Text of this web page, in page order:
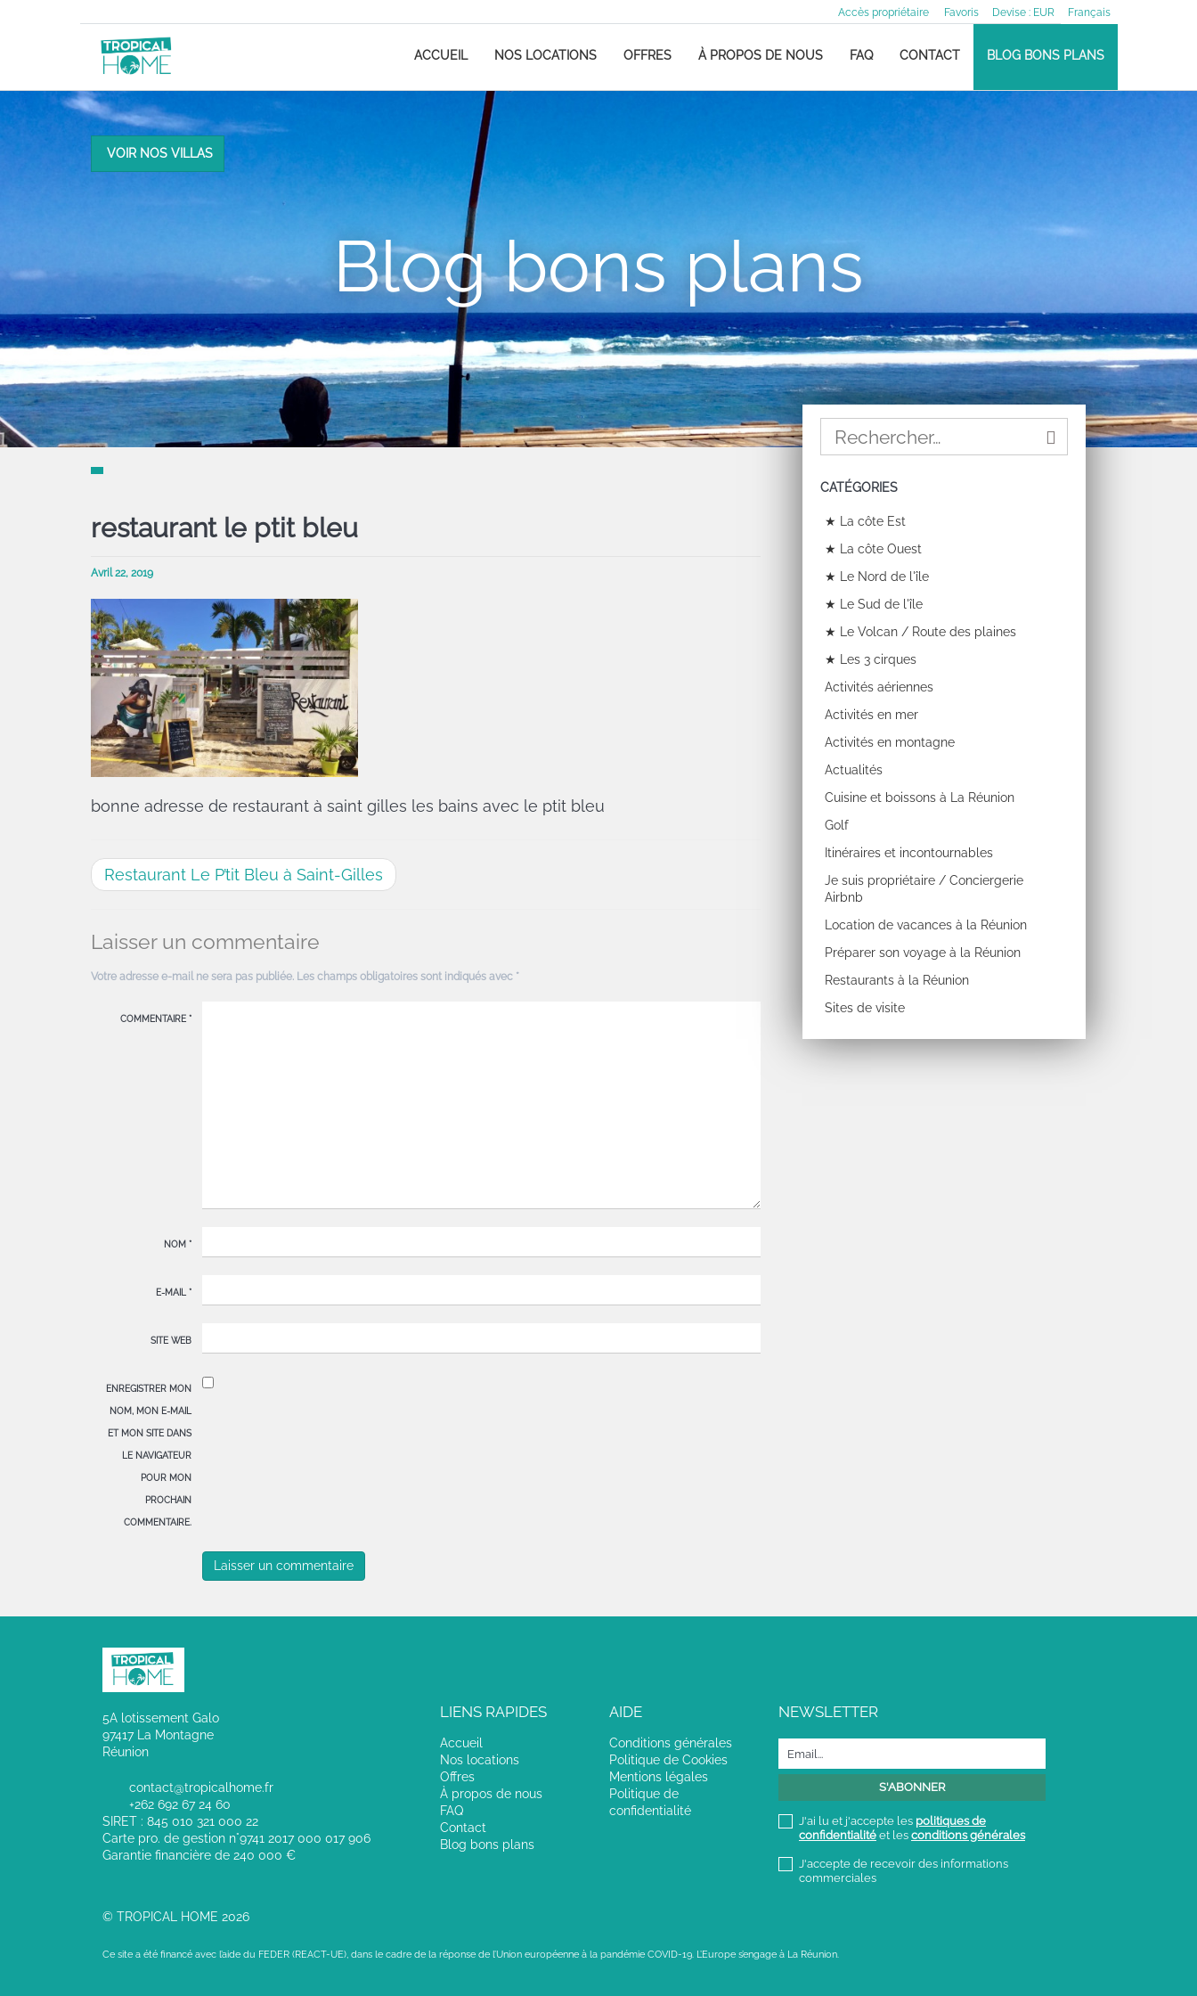
Français
Devise : EUR
Favoris
Accès propriétaire
ACCUEIL NOS LOCATIONS OFFRES À PROPOS DE NOUS FAQ CONTACT BLOG BONS PLANS
VOIR NOS VILLAS
Blog bons plans
restaurant le ptit bleu
Avril 22, 2019
bonne adresse de restaurant à saint gilles les bains avec le ptit bleu
Restaurant Le P’tit Bleu à Saint-Gilles
Laisser un commentaire
Votre adresse e-mail ne sera pas publiée. Les champs obligatoires sont indiqués avec *
COMMENTAIRE *
NOM *
E-MAIL *
SITE WEB
ENREGISTRER MON
NOM, MON E-MAIL
ET MON SITE DANS
LE NAVIGATEUR
POUR MON
PROCHAIN
COMMENTAIRE.
CATÉGORIES
★ La côte Est
★ La côte Ouest
★ Le Nord de l'île
★ Le Sud de l'île
★ Le Volcan / Route des plaines
★ Les 3 cirques
Activités aériennes
Activités en mer
Activités en montagne
Actualités
Cuisine et boissons à La Réunion
Golf
Itinéraires et incontournables
Je suis propriétaire / Conciergerie
Airbnb
Location de vacances à la Réunion
Préparer son voyage à la Réunion
Restaurants à la Réunion
Sites de visite
5A lotissement Galo
97417 La Montagne
Réunion
contact@tropicalhome.fr
+262 692 67 24 60
SIRET : 845 010 321 000 22
Carte pro. de gestion n°9741 2017 000 017 906
Garantie financière de 240 000 €
© TROPICAL HOME 2026
LIENS RAPIDES
Accueil
Nos locations
Offres
À propos de nous
FAQ
Contact
Blog bons plans
AIDE
Conditions générales
Politique de Cookies
Mentions légales
Politique de
confidentialité
NEWSLETTER
J'ai lu et j'accepte les politiques de
confidentialitéet les conditions générales
J'accepte de recevoir des informations
commerciales
Ce site a été financé avec l’aide du FEDER (REACT-UE), dans le cadre de la réponse de l’Union européenne à la pandémie COVID-19. L’Europe s’engage à La Réunion.